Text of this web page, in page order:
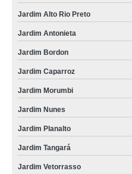
Jardim Alto Rio Preto
Jardim Antonieta
Jardim Bordon
Jardim Caparroz
Jardim Morumbi
Jardim Nunes
Jardim Planalto
Jardim Tangará
Jardim Vetorrasso